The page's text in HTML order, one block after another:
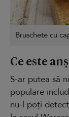
Bruschete cu
Ce este
S-ar putea să
populare
nu-l poți